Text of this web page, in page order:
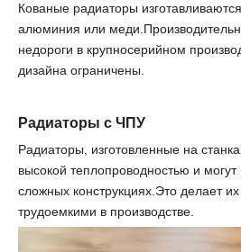
Кованые радиаторы
алюминия или
недороги в крупносерийном
дизайна ограничены.
Радиаторы с ЧПУ
Радиаторы, изготовленные на
высокой теплопроводностью и могут
сложных конструкциях.Это делает
трудоемкими в производстве.